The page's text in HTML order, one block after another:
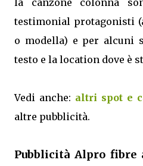
la canzone colonna
testimonial protagonisti
o modella) e per alcuni
testo e la location dove è
Vedi anche: altri spot e
altre pubblicità.
Pubblicità Alpro fibre